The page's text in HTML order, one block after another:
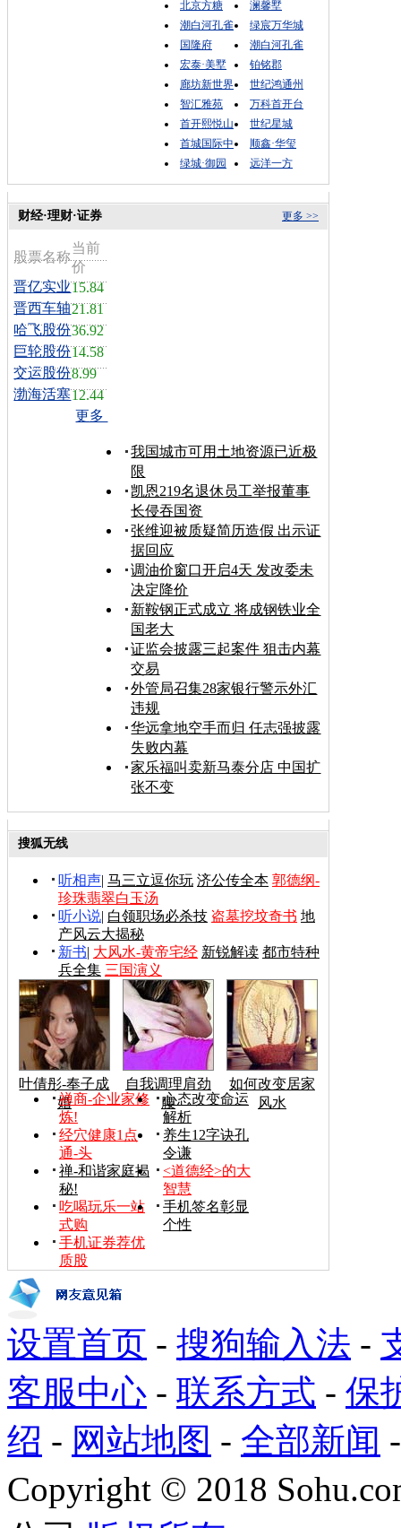
北京方糖
澜馨墅
潮白河孔雀
绿宸万华城
国隆府
潮白河孔雀
宏泰·美墅
铂铭郡
廊坊新世界
世纪鸿通州
智汇雅苑
万科首开台
首开熙悦山
世纪星城
首城国际中
顺鑫·华玺
绿城·御园
远洋一方
更多 >>
财经·理财·证券
股票名称
当前
价
晋亿实业15.84
晋西车轴21.81
哈飞股份36.92
巨轮股份14.58
交运股份8.99
渤海活塞12.44
更多
我国城市可用土地资源已近极
限
凯恩219名退休员工举报董事
长侵吞国资
张维迎被质疑简历造假 出示证
据回应
调油价窗口开启4天 发改委未
决定降价
新鞍钢正式成立 将成钢铁业全
国老大
证监会披露三起案件 狙击内幕
交易
外管局召集28家银行警示外汇
违规
华远拿地空手而归 任志强披露
失败内幕
家乐福叫卖新马泰分店 中国扩
张不变
搜狐无线
听相声| 马三立逗你玩 济公传全本 郭德纲-
珍珠翡翠白玉汤
听小说| 白领职场必杀技 盗墓挖坟奇书 地
产风云大揭秘
新书| 大风水-黄帝宅经 新锐解读 都市特种
兵全集 三国演义
叶倩彤-奉子成
婚
自我调理肩劲
腰
如何改变居家
风水
禅商-企业家修
炼!
心态改变命运
解析
经穴健康1点
通-头
养生12字诀孔
令谦
禅-和谐家庭揭
秘!
<道德经>的大
智慧
吃喝玩乐一站
式购
手机签名彰显
个性
手机证券荐优
质股
设置首页 - 搜狗输入法 -
客服中心 - 联系方式 - 保
绍 - 网站地图 - 全部新闻
Copyright © 2018